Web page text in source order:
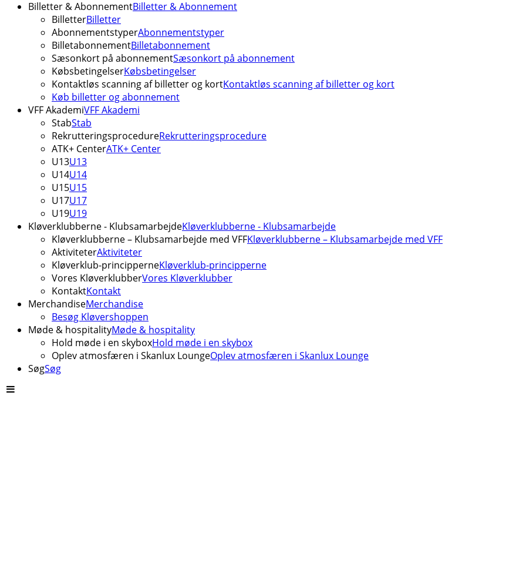
Billetter & AbonnementBilletter & Abonnement
BilletterBilletter
AbonnementstyperAbonnementstyper
BilletabonnementBilletabonnement
Sæsonkort på abonnementSæsonkort på abonnement
KøbsbetingelserKøbsbetingelser
Kontaktløs scanning af billetter og kortKontaktløs scanning af billetter og kort
Køb billetter og abonnement
VFF AkademiVFF Akademi
StabStab
RekrutteringsprocedureRekrutteringsprocedure
ATK+ CenterATK+ Center
U13U13
U14U14
U15U15
U17U17
U19U19
Kløverklubberne - KlubsamarbejdeKløverklubberne - Klubsamarbejde
Kløverklubberne – Klubsamarbejde med VFFKløverklubberne – Klubsamarbejde med VFF
AktiviteterAktiviteter
Kløverklub-principperneKløverklub-principperne
Vores KløverklubberVores Kløverklubber
KontaktKontakt
MerchandiseMerchandise
Besøg Kløvershoppen
Møde & hospitalityMøde & hospitality
Hold møde i en skyboxHold møde i en skybox
Oplev atmosfæren i Skanlux LoungeOplev atmosfæren i Skanlux Lounge
SøgSøg